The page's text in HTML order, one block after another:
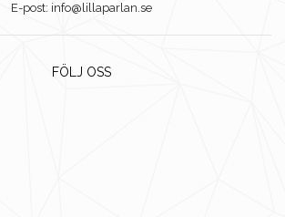
E-post: info@lillaparlan.se
FÖLJ OSS